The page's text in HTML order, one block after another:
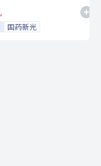
国药新光